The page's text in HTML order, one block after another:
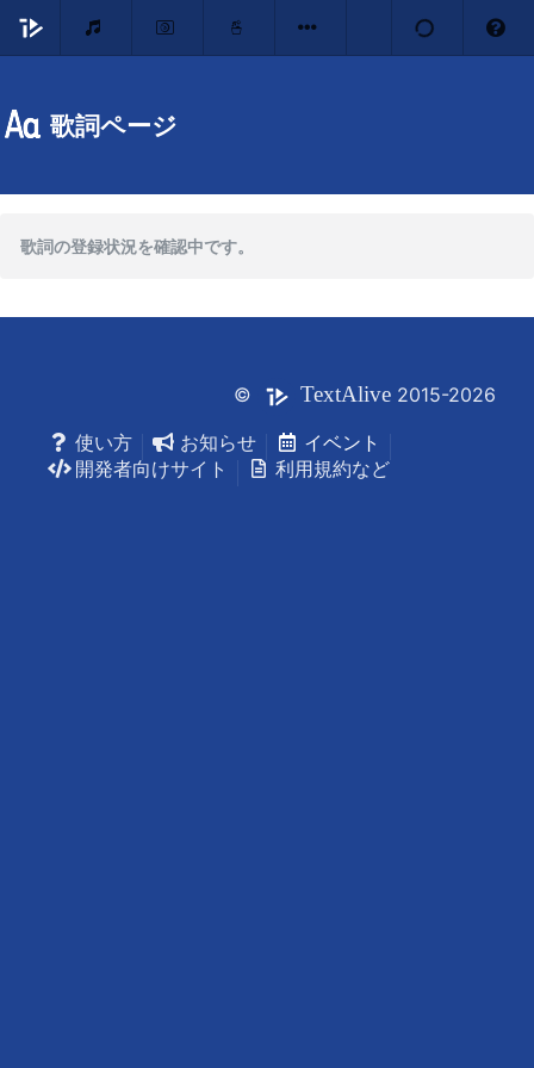
歌詞ページ
歌詞の登録状況を確認中です。
© TextAlive 2015-2026
使い方
お知らせ
イベント
開発者向けサイト
利用規約など